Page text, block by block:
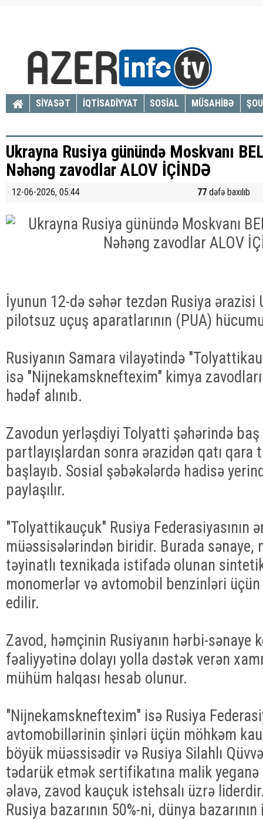
SİYASƏT İQTİSADİYYAT SOSİAL MÜSAHİBƏ
Ukrayna Rusiya günündə Moskvanı
Nəhəng zavodlar ALOV İÇİNDƏ
12-06-2026, 05:44 77 dəfə baxılıb
İyunun 12-də səhər tezdən Rusiya ərazisi
pilotsuz uçuş aparatlarının (PUA)
Rusiyanın Samara vilayətində
isə "Nijnekamskneftexim" kimya
hədəf alınıb.
Zavodun yerləşdiyi Tolyatti şəhərində
partlayışlardan sonra ərazidən qatı qara
başlayıb. Sosial şəbəkələrdə hadisə
paylaşılır.
"Tolyattikauçuk" Rusiya Federasiyasının
müəssisələrindən biridir. Burada sənaye,
təyinatlı texnikada istifadə olunan
monomerlər və avtomobil benzinləri
edilir.
Zavod, həmçinin Rusiyanın hərbi-sənaye
fəaliyyətinə dolayı yolla dəstək verən
mühüm halqası hesab olunur.
"Nijnekamskneftexim" isə Rusiya
avtomobillərinin şinləri üçün möhkəm
böyük müəssisədir və Rusiya Silahlı
tədarük etmək sertifikatına malik
əlavə, zavod kauçuk istehsalı üzrə
Rusiya bazarının 50%-ni, dünya